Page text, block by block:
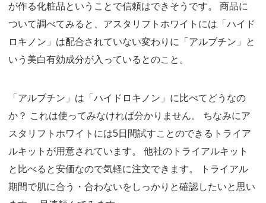
が作る化粧品ということで信頼はできそうです。 商品に
ついて調べてみると、アスタリフトホワイトには「ハイド
ロキノン」は配合されていない変わりに「アルブチン」と
いう美白有効成分が入っているとのこと。
「アルブチン」は「ハイドロキノン」に比べてどうなの
か？ これは使ってみなければ分かりません。 ちなみにア
スタリフトホワイトには5日間試すことのできるトライア
ルキットが用意されています。 他社のトライアルキット
と比べると安価なので気軽に注文できます。 トライアル
期間で肌に合う・合わないをしっかりと確認したいと思い